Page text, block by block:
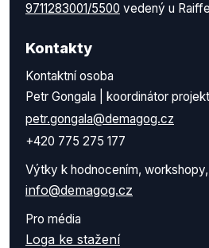
9711283001/5500 vedený u
Kontakty
Kontaktní osoba
Petr Gongala | koordinátor
petr.gongala@demagog.cz
+420 775 275 177
Výtky k hodnocením,
info@demagog.cz
Pro média
Loga ke stažení